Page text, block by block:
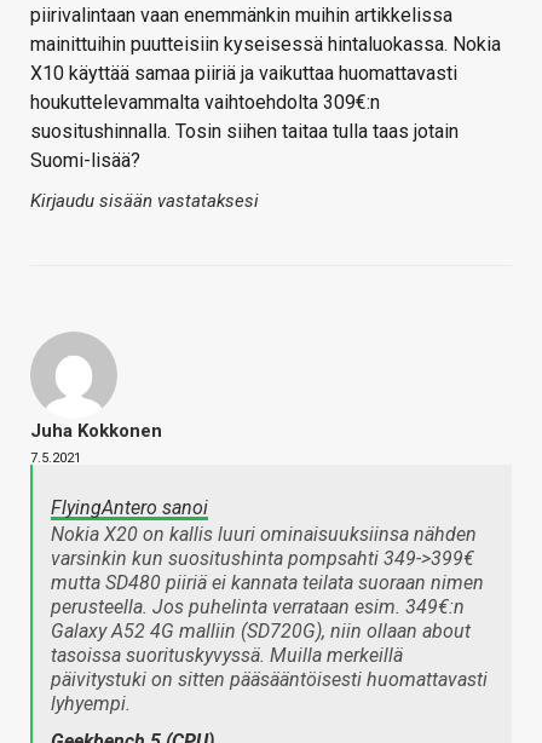
piirivalintaan vaan enemmänkin muihin artikkelissa
mainittuihin puutteisiin kyseisessä hintaluokassa. Nokia
X10 käyttää samaa piiriä ja vaikuttaa huomattavasti
houkuttelevammalta vaihtoehdolta 309€:n
suositushinnalla. Tosin siihen taitaa tulla taas jotain
Suomi-lisää?
Kirjaudu sisään vastataksesi
Juha Kokkonen
7.5.2021
FlyingAntero sanoi
Nokia X20 on kallis luuri ominaisuuksiinsa nähden
varsinkin kun suositushinta pompsahti 349->399€
mutta SD480 piiriä ei kannata teilata suoraan nimen
perusteella. Jos puhelinta verrataan esim. 349€:n
Galaxy A52 4G malliin (SD720G), niin ollaan about
tasoissa suorituskyvyssä. Muilla merkeillä
päivitystuki on sitten pääsääntöisesti huomattavasti
lyhyempi.